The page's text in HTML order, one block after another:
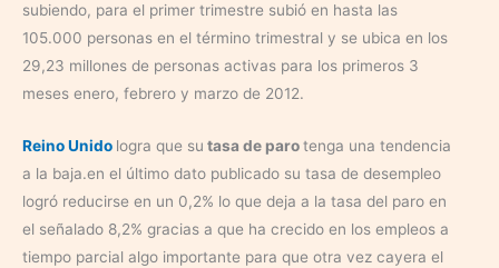
subiendo, para el primer trimestre subió en hasta las
105.000 personas en el término trimestral y se ubica en los
29,23 millones de personas activas para los primeros 3
meses enero, febrero y marzo de 2012.
Reino Unido logra que su tasa de parotenga una tendencia
a la baja.en el último dato publicado su tasa de desempleo
logró reducirse en un 0,2% lo que deja a la tasa del paro en
el señalado 8,2% gracias a que ha crecido en los empleos a
tiempo parcial algo importante para que otra vez cayera el